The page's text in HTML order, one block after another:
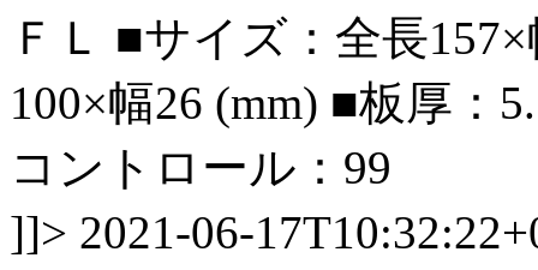
ＦＬ ■サイズ：全長
100×幅26 (mm) ■板厚：
コントロール：99
]]> 2021-06-